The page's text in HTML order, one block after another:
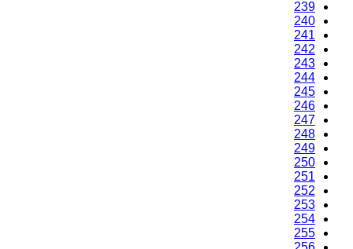
239
240
241
242
243
244
245
246
247
248
249
250
251
252
253
254
255